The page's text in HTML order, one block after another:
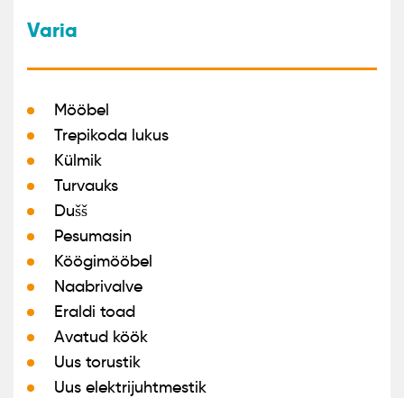
Varia
Mööbel
Trepikoda lukus
Külmik
Turvauks
Dušš
Pesumasin
Köögimööbel
Naabrivalve
Eraldi toad
Avatud köök
Uus torustik
Uus elektrijuhtmestik